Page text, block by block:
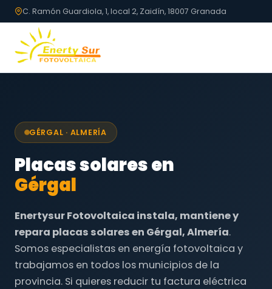
C. Ramón Guardiola, 1, local 2, Zaidín, 18007 Granada
GÉRGAL · ALMERÍA
Placas solares en
Gérgal
Enertysur Fotovoltaica instala, mantiene y
repara placas solares en Gérgal, Almería.
Somos especialistas en energía fotovoltaica y
trabajamos en todos los municipios de la
provincia. Si quieres reducir tu factura eléctrica